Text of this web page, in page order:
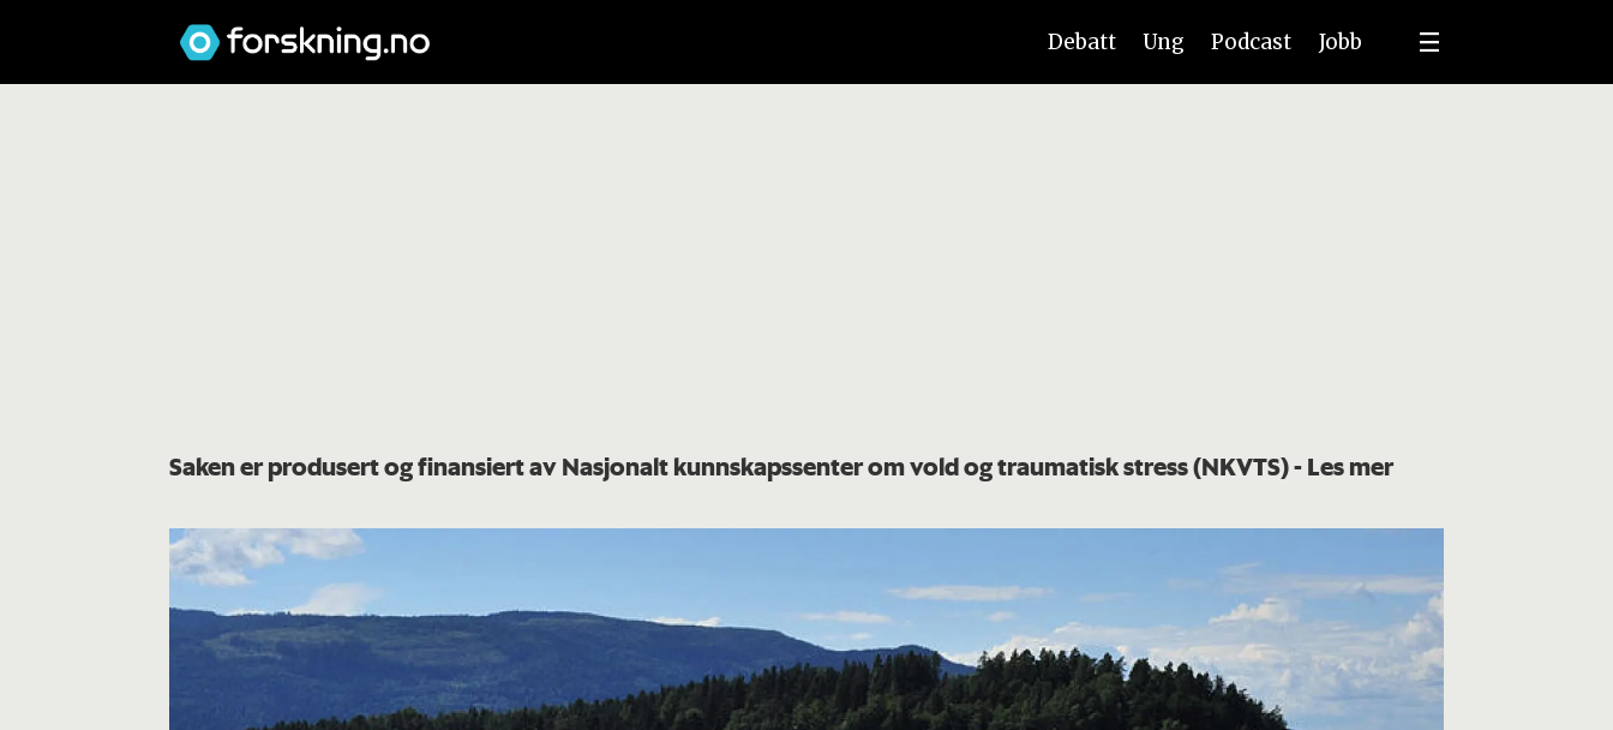
Debatt Ung Podcast Jobb
Saken er produsert og finansiert av Nasjonalt kunnskapssenter om vold og traumatisk stress (NKVTS)- Les mer